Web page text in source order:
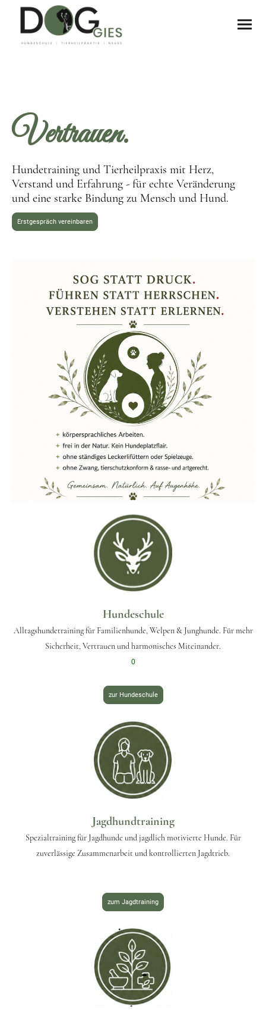
Vertrauen.
Hundetraining und Tierheilpraxis mit Herz,
Verstand und Erfahrung - für echte Veränderung
und eine starke Bindung zu Mensch und Hund.
Erstgespräch vereinbaren
Hundeschule
Alltagshundetraining für Familienhunde, Welpen & Junghunde. Für mehr
Sicherheit, Vertrauen und harmonisches Miteinander.
0
zur Hundeschule
Jagdhundtraining
Spezialtraining für Jagdhunde und jagdlich motivierte Hunde. Für
zuverlässige Zusammenarbeit und kontrollierten Jagdtrieb.
zum Jagdtraining